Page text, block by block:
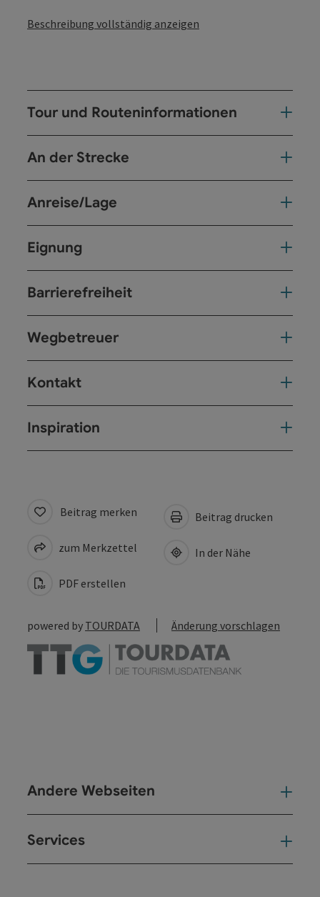
Beschreibung vollständig anzeigen
Tour und Routeninformationen
An der Strecke
Anreise/Lage
Eignung
Barrierefreiheit
Wegbetreuer
Kontakt
Inspiration
Beitrag merken
zum Merkzettel
PDF erstellen
Beitrag drucken
In der Nähe
powered by TOURDATA Änderung vorschlagen
Andere Webseiten
Services